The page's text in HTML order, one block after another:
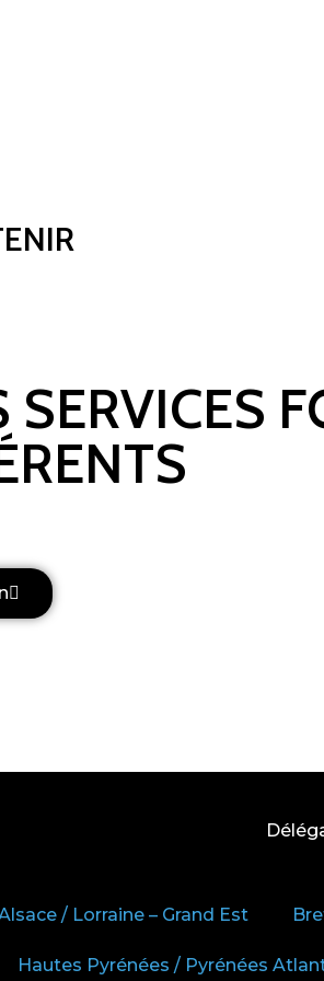
SERVICES
/ Lorraine – Grand Est
Hautes Pyrénées / Pyrénées